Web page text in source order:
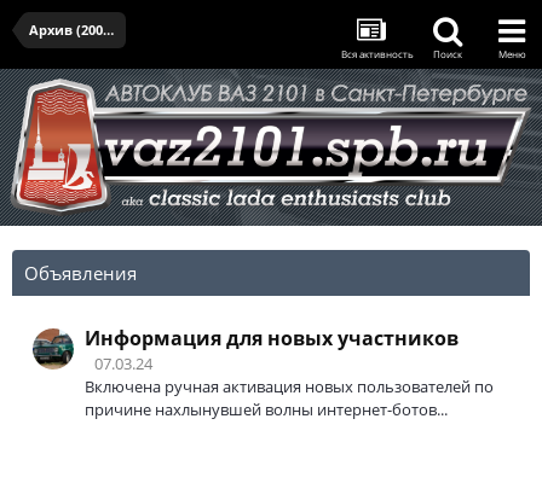
Архив (2005-2017)
Вся активность Поиск Меню
Объявления
Информация для новых участников
07.03.24
Включена ручная активация новых пользователей по
причине нахлынувшей волны интернет-ботов...